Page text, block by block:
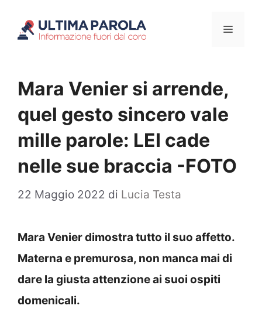
Menu
Mara Venier si arrende,
quel gesto sincero vale
mille parole: LEI cade
nelle sue braccia -FOTO
22 Maggio 2022 di Lucia Testa
Mara Venier dimostra tutto il suo affetto.
Materna e premurosa, non manca mai di
dare la giusta attenzione ai suoi ospiti
domenicali.